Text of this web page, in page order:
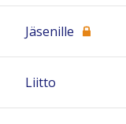
Jäsenille
Liitto